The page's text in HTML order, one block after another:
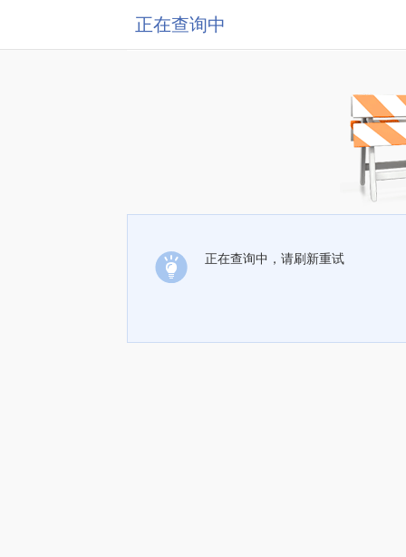
正在查询中
正在查询中，请刷新重试